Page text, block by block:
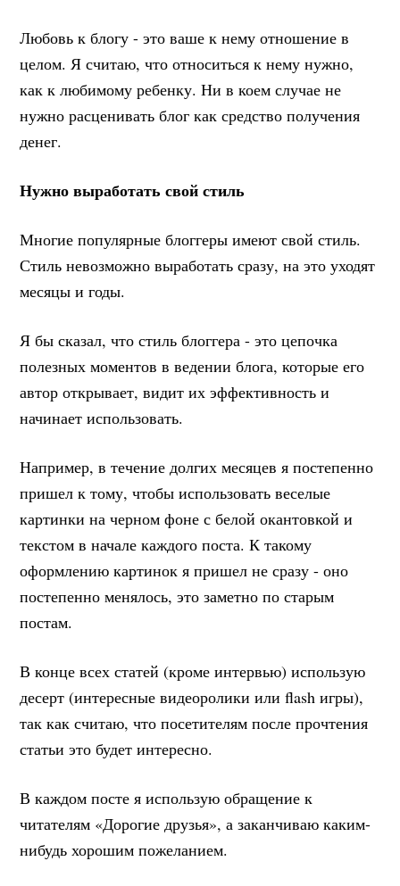
Любовь к блогу - это ваше к нему отношение в
целом. Я считаю, что относиться к нему нужно,
как к любимому ребенку. Ни в коем случае не
нужно расценивать блог как средство получения
денег.
Нужно выработать свой стиль
Многие популярные блоггеры имеют свой стиль.
Стиль невозможно выработать сразу, на это уходят
месяцы и годы.
Я бы сказал, что стиль блоггера - это цепочка
полезных моментов в ведении блога, которые его
автор открывает, видит их эффективность и
начинает использовать.
Например, в течение долгих месяцев я постепенно
пришел к тому, чтобы использовать веселые
картинки на черном фоне с белой окантовкой и
текстом в начале каждого поста. К такому
оформлению картинок я пришел не сразу - оно
постепенно менялось, это заметно по старым
постам.
В конце всех статей (кроме интервью) использую
десерт (интересные видеоролики или flash игры),
так как считаю, что посетителям после прочтения
статьи это будет интересно.
В каждом посте я использую обращение к
читателям «Дорогие друзья», а заканчиваю каким-
нибудь хорошим пожеланием.